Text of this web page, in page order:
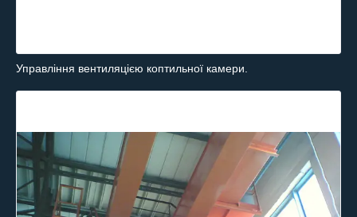
Управління вентиляцією коптильної камери.